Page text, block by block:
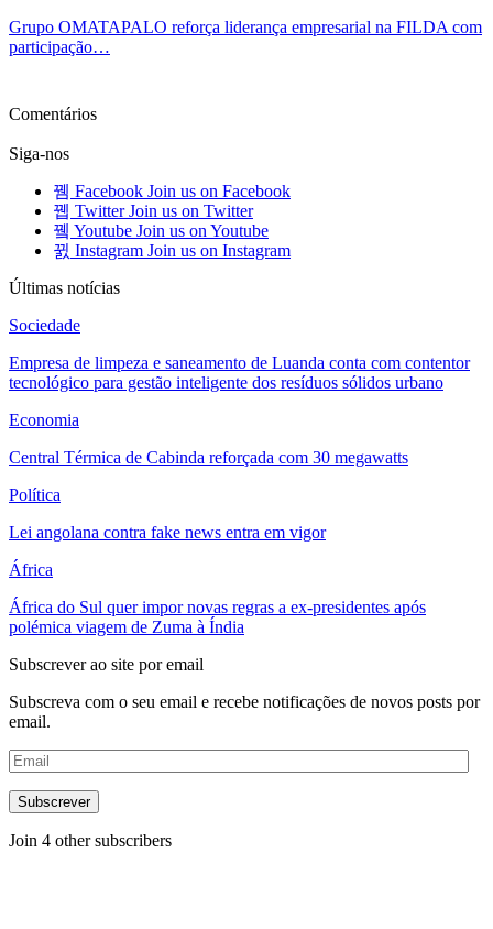
Grupo OMATAPALO reforça liderança empresarial na FILDA com
participação…
Comentários
Siga-nos
Facebook Join us on Facebook
Twitter Join us on Twitter
Youtube Join us on Youtube
Instagram Join us on Instagram
Últimas notícias
Sociedade
Empresa de limpeza e saneamento de Luanda conta com contentor
tecnológico para gestão inteligente dos resíduos sólidos urbano
Economia
Central Térmica de Cabinda reforçada com 30 megawatts
Política
Lei angolana contra fake news entra em vigor
África
África do Sul quer impor novas regras a ex-presidentes após
polémica viagem de Zuma à Índia
Subscrever ao site por email
Subscreva com o seu email e recebe notificações de novos posts por
email.
Email
Subscrever
Join 4 other subscribers